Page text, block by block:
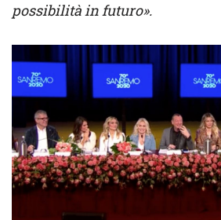
possibilità in futuro».